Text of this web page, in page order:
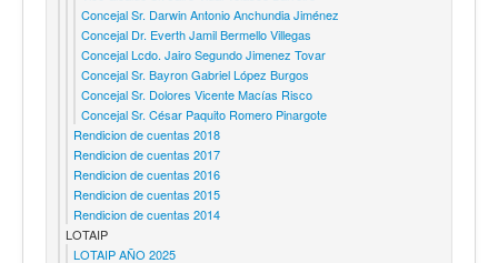
Concejal Sr. Darwin Antonio Anchundia Jiménez
Concejal Dr. Everth Jamil Bermello Villegas
Concejal Lcdo. Jairo Segundo Jimenez Tovar
Concejal Sr. Bayron Gabriel López Burgos
Concejal Sr. Dolores Vicente Macías Risco
Concejal Sr. César Paquito Romero Pinargote
Rendicion de cuentas 2018
Rendicion de cuentas 2017
Rendicion de cuentas 2016
Rendicion de cuentas 2015
Rendicion de cuentas 2014
LOTAIP
LOTAIP AÑO 2025